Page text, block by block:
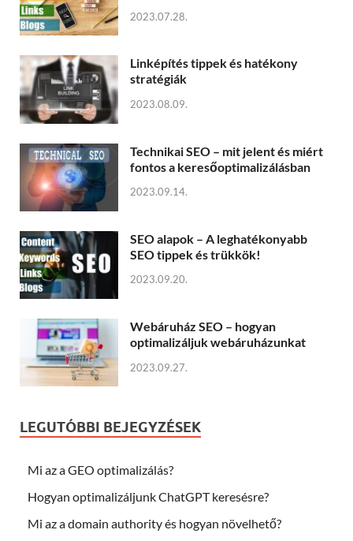
2023.07.28.
Linképítés tippek és hatékony
stratégiák
2023.08.09.
Technikai SEO – mit jelent és miért
fontos a keresőoptimalizálásban
2023.09.14.
SEO alapok – A leghatékonyabb
SEO tippek és trükkök!
2023.09.20.
Webáruház SEO – hogyan
optimalizáljuk webáruházunkat
2023.09.27.
LEGUTÓBBI BEJEGYZÉSEK
Mi az a GEO optimalizálás?
Hogyan optimalizáljunk ChatGPT keresésre?
Mi az a domain authority és hogyan növelhető?